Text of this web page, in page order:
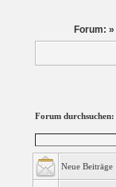
Forum: »
Forum durchsuchen:
Neue Beiträge